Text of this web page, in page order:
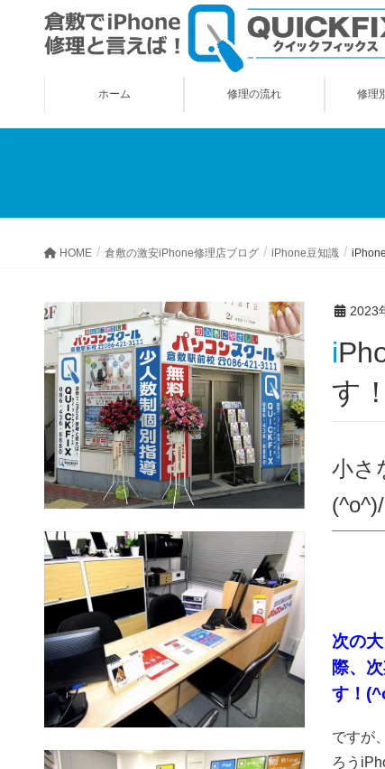
ホーム 修理の流れ 修理
HOME 倉敷の激安iPhone修理店ブログ iPhone豆知識
2023
iPhone16ProMax(仮)！超望遠カメラを搭載する！？との噂で
す
小さ
(^o^)/
次の
際、
す！
ですが
ろう